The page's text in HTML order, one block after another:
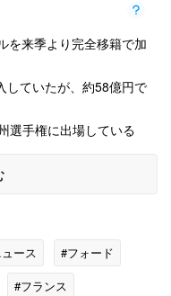
を来季より完全移籍で加
していたが、約58億円で
選手権に出場している
ース
#フォード
#フランス